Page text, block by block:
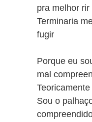
pra melhor rir
Terminaria
fugir
Porque eu
mal
Sou o